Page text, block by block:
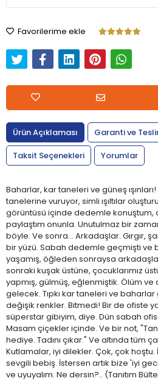
Favorilerime ekle
Ürün Açıklaması
Garanti ve
Taksit Seçenekleri
Yorumlar
Baharlar, kar taneleri ve güneş
tanelerine vuruyor, simli ışıltılar
görüntüsü içinde dedemle konuştum,
paylaştım onunla. Unutulmaz bir
böyle. Ve sonra… Arkadaşlar. Gırgır,
bir yüzü. Sabah dedemle geçmişti ve
yaşamış, öğleden sonraysa
sonraki kuşak üstüne, çocuklarımız
yapmış, gülmüş, eğlenmiştik. Ölüm
gelecek. Tıpkı kar taneleri ve baharlar
değişik renkler. Bitmedi! Bir de ofiste
süperstar gibiyim, diye. Dün sabah
Masam çiçekler içinde. Ve bir not,
hediye. Tadını çıkar." Ve altında tüm
Kutlamalar, iyi dilekler. Çok, çok
sevgili bebiş. İstersen artık bize 'iyi
ve uyuyalım. Ne dersin?.. (Tanıtım